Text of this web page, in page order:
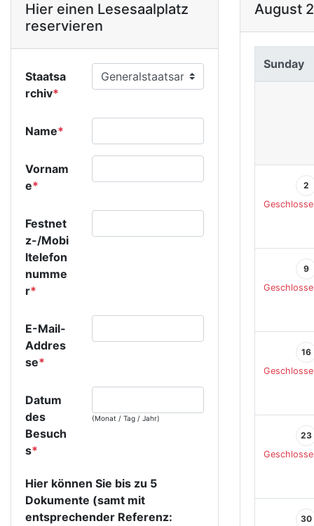
Hier einen Lesesaalplatz
reservieren
Staatsa
rchiv*
Name*
Vornam
e*
Festnet
z-/Mobi
ltelefon
numme
r*
E-Mail-
Addres
se*
Datum
des
Besuch
s*
(Monat / Tag / Jahr)
Hier können Sie bis zu 5
Dokumente (samt mit
entsprechender Referenz:
August
Sunday
2
9
16
23
30